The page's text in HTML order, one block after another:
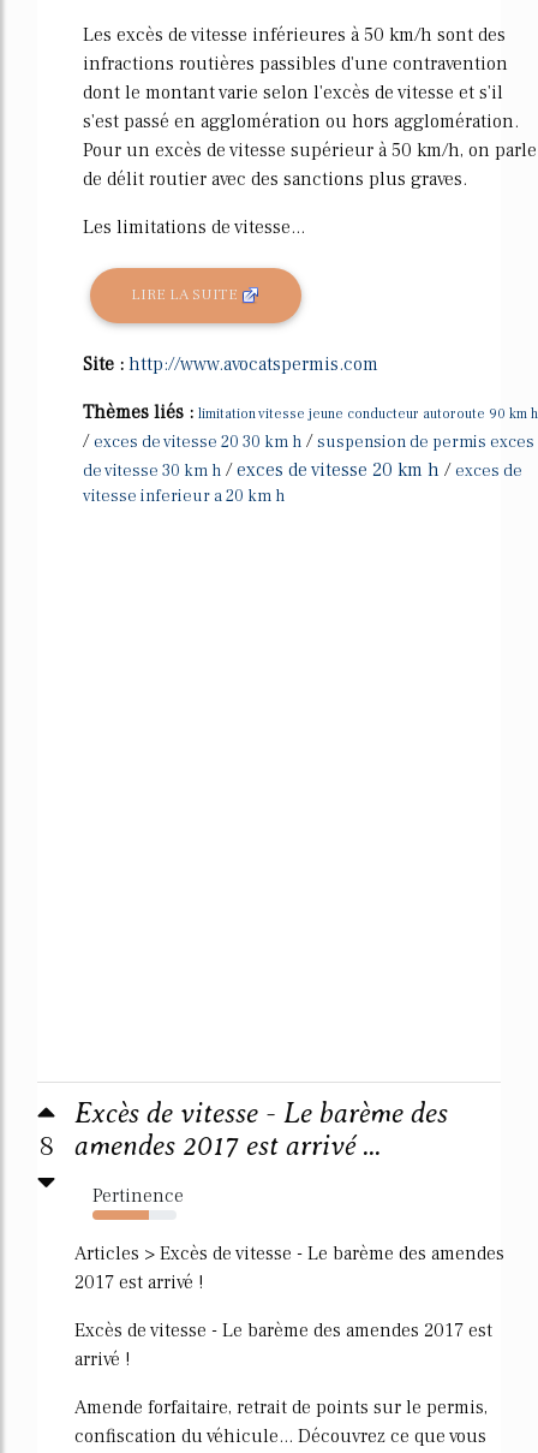
Les excès de vitesse inférieures à 50 km/h sont des
infractions routières passibles d'une contravention
dont le montant varie selon l'excès de vitesse et s'il
s'est passé en agglomération ou hors agglomération.
Pour un excès de vitesse supérieur à 50 km/h, on parle
de délit routier avec des sanctions plus graves.
Les limitations de vitesse...
LIRE LA SUITE
Site : http://www.avocatspermis.com
Thèmes liés : limitation vitesse jeune conducteur autoroute 90 km h
/ exces de vitesse 20 30 km h /suspension de permis exces
de vitesse 30 km h /exces de vitesse 20 km h / exces de
vitesse inferieur a 20 km h
8
Excès de vitesse - Le barème des
amendes 2017 est arrivé ...
Pertinence
67%
Articles > Excès de vitesse - Le barème des amendes
2017 est arrivé !
Excès de vitesse - Le barème des amendes 2017 est
arrivé !
Amende forfaitaire, retrait de points sur le permis,
confiscation du véhicule... Découvrez ce que vous